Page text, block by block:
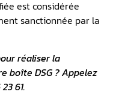
est considérée
sanctionnée par la
réaliser la
boîte DSG ? Appelez
61.